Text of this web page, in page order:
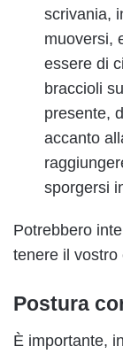
scrivania,
muoversi,
essere di
braccioli
presente,
accanto
sporgersi
Potrebbero
tenere il vostro
Postura
È importante,